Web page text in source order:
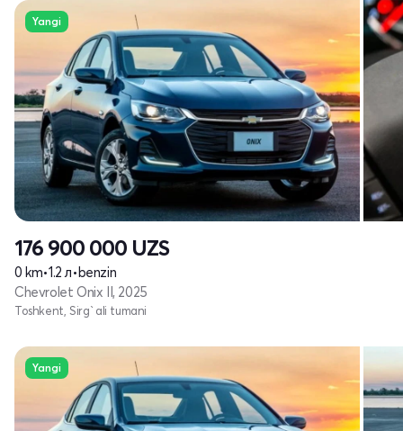
Yangi
176 900 000 UZS
0 km•1.2 л•benzin
Chevrolet Onix II, 2025
Toshkent, Sirg`ali tumani
Yangi